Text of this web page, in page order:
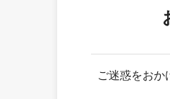
ご迷惑をおか